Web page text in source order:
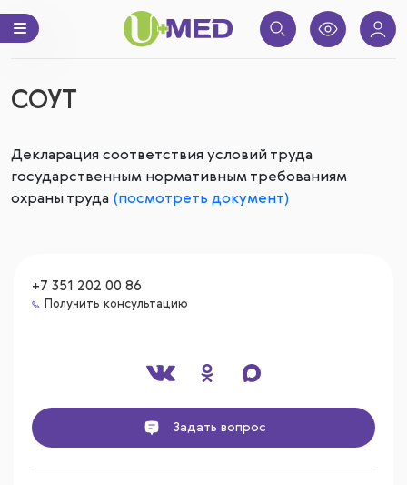
СОУТ
Декларация соответствия условий труда
государственным нормативным требованиям
охраны труда (посмотреть документ)
+7 351 202 00 86
Получить консультацию
Задать вопрос